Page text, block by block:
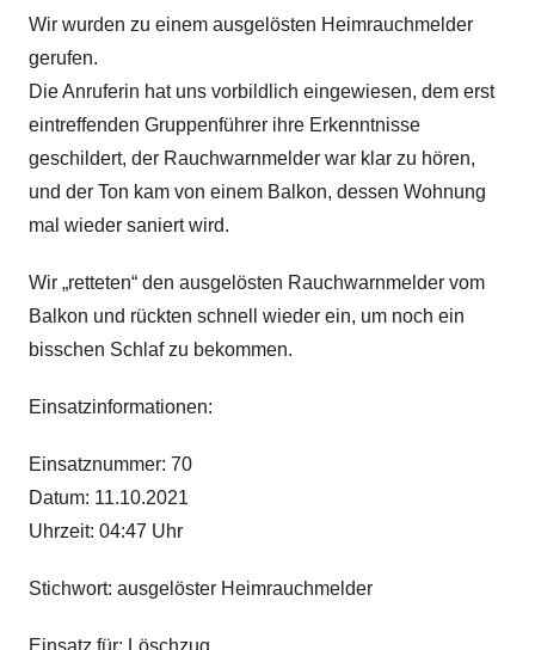
Wir wurden zu einem ausgelösten Heimrauchmelder
gerufen.
Die Anruferin hat uns vorbildlich eingewiesen, dem erst
eintreffenden Gruppenführer ihre Erkenntnisse
geschildert, der Rauchwarnmelder war klar zu hören,
und der Ton kam von einem Balkon, dessen Wohnung
mal wieder saniert wird.
Wir „retteten“ den ausgelösten Rauchwarnmelder vom
Balkon und rückten schnell wieder ein, um noch ein
bisschen Schlaf zu bekommen.
Einsatzinformationen:
Einsatznummer: 70
Datum: 11.10.2021
Uhrzeit: 04:47 Uhr
Stichwort: ausgelöster Heimrauchmelder
Einsatz für: Löschzug